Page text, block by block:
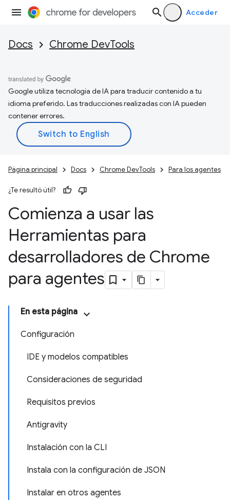
Acceder
Docs Chrome DevTools
Google utiliza tecnología de IA para traducir contenido a tu
idioma preferido. Las traducciones realizadas con IA pueden
contener errores.
Página principal Docs Chrome DevTools Para los agentes
¿Te resultó útil?
Comienza a usar las
Herramientas para
desarrolladores de Chrome
para agentes
En esta página
Configuración
IDE y modelos compatibles
Consideraciones de seguridad
Requisitos previos
Antigravity
Instalación con la CLI
Instala con la configuración de JSON
Instalar en otros agentes